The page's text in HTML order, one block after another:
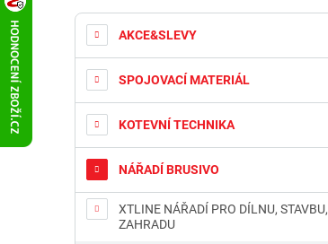
s
r
n
p
n
AKCE&SLEVY
SPOJOVACÍ MATERIÁL
KOTEVNÍ TECHNIKA
NÁŘADÍ BRUSIVO
XTLINE NÁŘADÍ PRO DÍLNU, STAVBU,
ZAHRADU